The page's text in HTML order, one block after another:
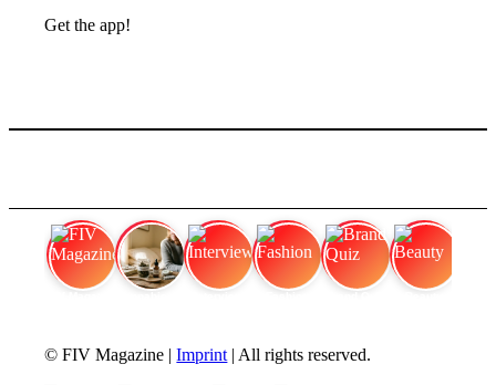
Get the app!
© FIV Magazine |Imprint | All rights reserved.